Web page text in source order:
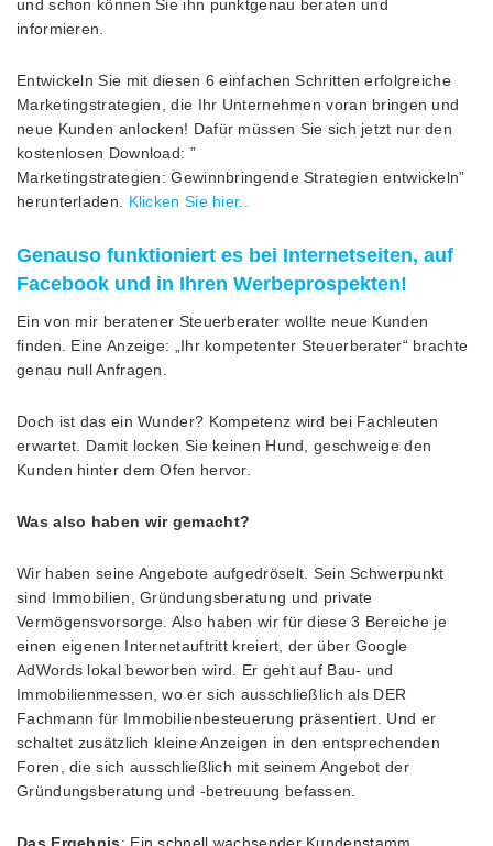
und schon können Sie ihn punktgenau beraten und
informieren.
Entwickeln Sie mit diesen 6 einfachen Schritten erfolgreiche
Marketingstrategien, die Ihr Unternehmen voran bringen und
neue Kunden anlocken! Dafür müssen Sie sich jetzt nur den
kostenlosen Download: ”
Marketingstrategien: Gewinnbringende Strategien entwickeln”
herunterladen. Klicken Sie hier..
Genauso funktioniert es bei Internetseiten, auf
Facebook und in Ihren Werbeprospekten!
Ein von mir beratener Steuerberater wollte neue Kunden
finden. Eine Anzeige: „Ihr kompetenter Steuerberater“ brachte
genau null Anfragen.
Doch ist das ein Wunder? Kompetenz wird bei Fachleuten
erwartet. Damit locken Sie keinen Hund, geschweige den
Kunden hinter dem Ofen hervor.
Was also haben wir gemacht?
Wir haben seine Angebote aufgedröselt. Sein Schwerpunkt
sind Immobilien, Gründungsberatung und private
Vermögensvorsorge. Also haben wir für diese 3 Bereiche je
einen eigenen Internetauftritt kreiert, der über Google
AdWords lokal beworben wird. Er geht auf Bau- und
Immobilienmessen, wo er sich ausschließlich als DER
Fachmann für Immobilienbesteuerung präsentiert. Und er
schaltet zusätzlich kleine Anzeigen in den entsprechenden
Foren, die sich ausschließlich mit seinem Angebot der
Gründungsberatung und -betreuung befassen.
Das Ergebnis: Ein schnell wachsender Kundenstamm,